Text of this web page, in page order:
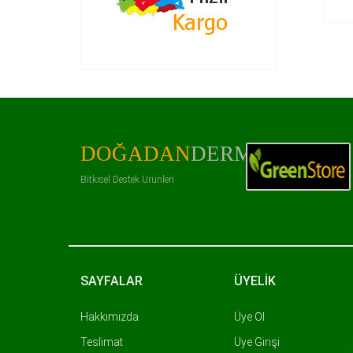
DOĞADANDERMAN
Bitkisel Destek Ürünleri
SAYFALAR
Hakkımızda
Teslimat
ÜYELİK
Üye Ol
Üye Girişi